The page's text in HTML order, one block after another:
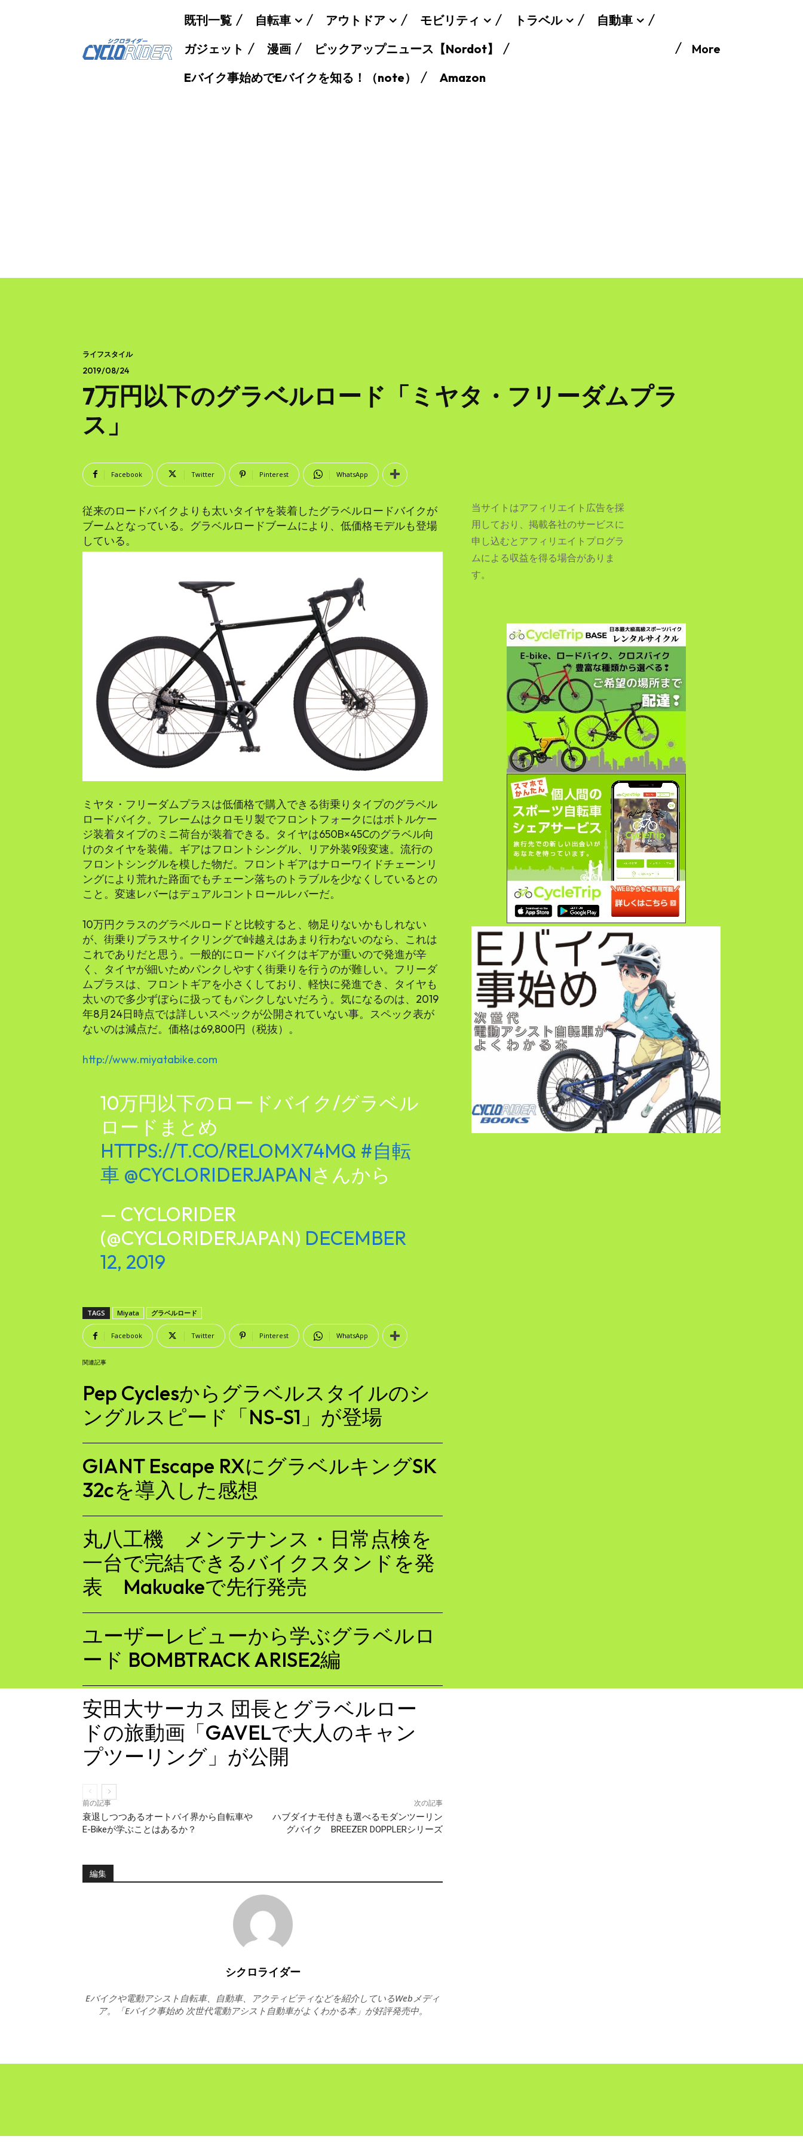
既刊一覧 自転車 アウトドア モビリティ トラベル
自動車
ガジェット
漫画
ピックアップニュース【Nordot】
Eバイク事始めでEバイクを知る！（note）
Amazon
More
ライフスタイル
2019/08/24
7万円以下のグラベルロード「ミヤタ・フリーダムプラ
ス」
Facebook Twitter Pinterest WhatsApp
従来のロードバイクよりも太いタイヤを装着したグラベルロードバイクが
ブームとなっている。グラベルロードブームにより、低価格モデルも登場
している。
ミヤタ・フリーダムプラスは低価格で購入できる街乗りタイプのグラベル
ロードバイク。フレームはクロモリ製でフロントフォークにはボトルケー
ジ装着タイプのミニ荷台が装着できる。タイヤは650B×45Cのグラベル向
けのタイヤを装備。ギアはフロントシングル、リア外装9段変速。流行の
フロントシングルを模した物だ。フロントギアはナローワイドチェーンリ
ングにより荒れた路面でもチェーン落ちのトラブルを少なくしているとの
こと。変速レバーはデュアルコントロールレバーだ。
10万円クラスのグラベルロードと比較すると、物足りないかもしれない
が、街乗りプラスサイクリングで峠越えはあまり行わないのなら、これは
これでありだと思う。一般的にロードバイクはギアが重いので発進が辛
く、タイヤが細いためパンクしやすく街乗りを行うのが難しい。フリーダ
ムプラスは、フロントギアを小さくしており、軽快に発進でき、タイヤも
太いので多少ずぼらに扱ってもパンクしないだろう。気になるのは、2019
年8月24日時点では詳しいスペックが公開されていない事。スペック表が
ないのは減点だ。価格は69,800円（税抜）。
http://www.miyatabike.com
10万円以下のロードバイク/グラベル
ロードまとめ
HTTPS://T.CO/RELOMX74MQ #自転
車 @CYCLORIDERJAPANさんから
— CYCLORIDER
(@CYCLORIDERJAPAN) DECEMBER
12, 2019
TAGS Miyata グラベルロード
Facebook Twitter Pinterest WhatsApp
関連記事
Pep Cyclesからグラベルスタイルのシ
ングルスピード「NS-S1」が登場
GIANT Escape RXにグラベルキングSK
32cを導入した感想
丸八工機 メンテナンス・日常点検を
一台で完結できるバイクスタンドを発
表 Makuakeで先行発売
ユーザーレビューから学ぶグラベルロ
ード BOMBTRACK ARISE2編
安田大サーカス 団長とグラベルロー
ドの旅動画「GAVELで大人のキャン
プツーリング」が公開
前の記事
衰退しつつあるオートバイ界から自転車や
E-Bikeが学ぶことはあるか？
次の記事
ハブダイナモ付きも選べるモダンツーリン
グバイク BREEZER DOPPLERシリーズ
編集
シクロライダー
Eバイクや電動アシスト自転車、自動車、アクティビティなどを紹介しているWebメディ
ア。「Eバイク事始め 次世代電動アシスト自動車がよくわかる本」が好評発売中。
当サイトはアフィリエイト広告を採
用しており、掲載各社のサービスに
申し込むとアフィリエイトプログラ
ムによる収益を得る場合がありま
す。